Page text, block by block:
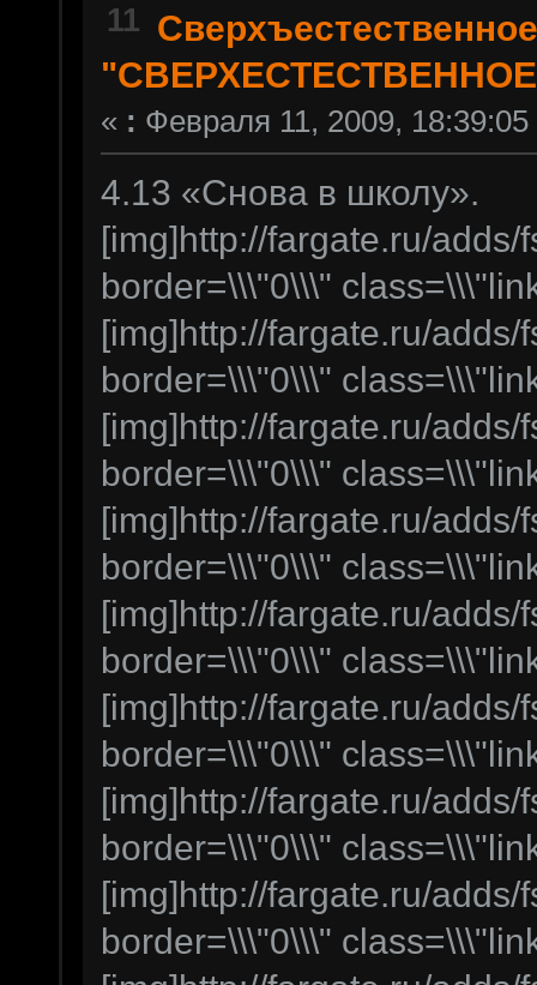
11
« : Февраля 11, 2009, 18:39:05
4.13 «Снова в школу».
[img]http://fargate.ru/
border=\\\"0\\\"
[img]http://fargate.ru/
border=\\\"0\\\"
[img]http://fargate.ru/
border=\\\"0\\\"
[img]http://fargate.ru/
border=\\\"0\\\"
[img]http://fargate.ru/
border=\\\"0\\\"
[img]http://fargate.ru/
border=\\\"0\\\"
[img]http://fargate.ru/
border=\\\"0\\\"
[img]http://fargate.ru/
border=\\\"0\\\"